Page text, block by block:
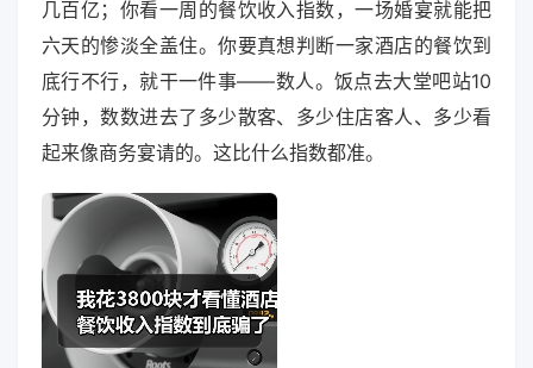
几百亿；你看一周的餐饮收入指数，一场婚宴就能把
六天的惨淡全盖住。你要真想判断一家酒店的餐饮到
底行不行，就干一件事——数人。饭点去大堂吧站10
分钟，数数进去了多少散客、多少住店客人、多少看
起来像商务宴请的。这比什么指数都准。